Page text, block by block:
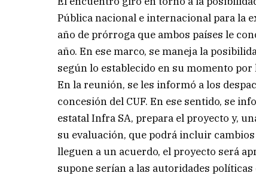
Pública nacional e internacional para la
año de prórroga que ambos países le
año. En ese marco, se maneja la
según lo establecido en su momento
En la reunión, se les informó a los
concesión del CUF. En ese sentido, se
estatal Infra SA, prepara el proyecto y,
su evaluación, que podrá incluir
lleguen a un acuerdo, el proyecto será
supone serían a las autoridades políticas